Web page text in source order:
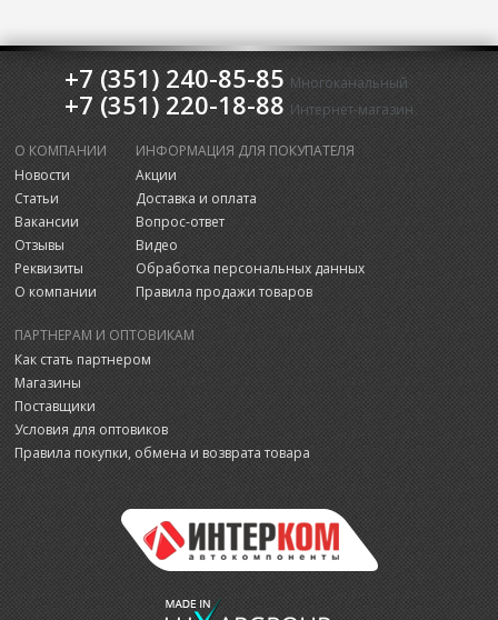
+7 (351) 240-85-85 Многоканальный
+7 (351) 220-18-88 Интернет-магазин
О КОМПАНИИ
Новости
Статьи
Вакансии
Отзывы
Реквизиты
О компании
ИНФОРМАЦИЯ ДЛЯ ПОКУПАТЕЛЯ
Акции
Доставка и оплата
Вопрос-ответ
Видео
Обработка персональных данных
Правила продажи товаров
ПАРТНЕРАМ И ОПТОВИКАМ
Как стать партнером
Магазины
Поставщики
Условия для оптовиков
Правила покупки, обмена и возврата товара